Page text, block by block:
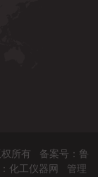
权所有 备案号：鲁
化工仪器网 管理